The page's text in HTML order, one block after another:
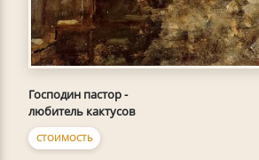
Господин пастор -
любитель кактусов
СТОИМОСТЬ